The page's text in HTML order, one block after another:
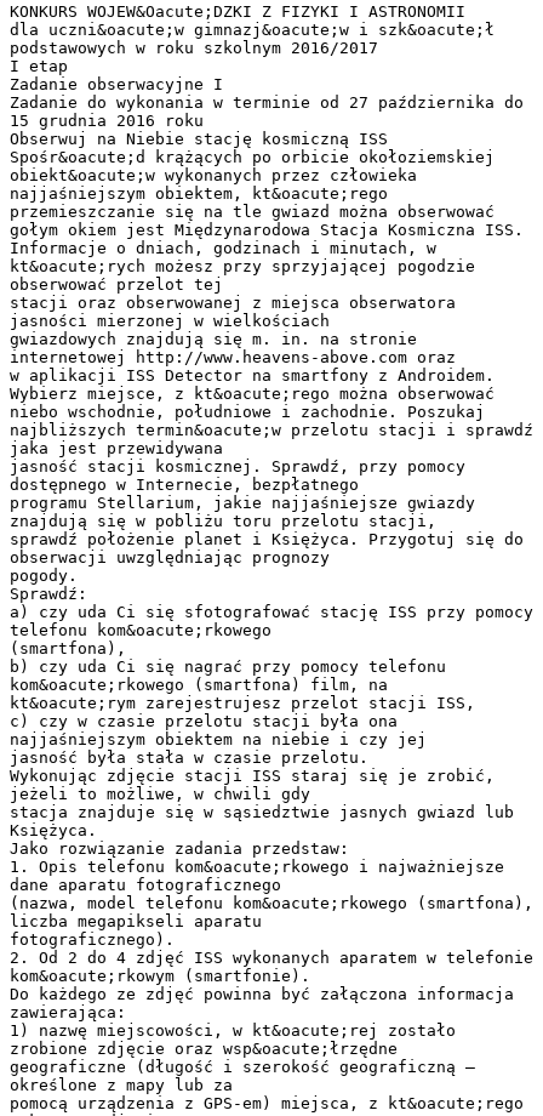
KONKURS WOJEW&Oacute;DZKI Z FIZYKI I ASTRONOMII
dla uczni&oacute;w gimnazj&oacute;w i szk&oacute;ł
podstawowych w roku szkolnym 2016/2017
I etap
Zadanie obserwacyjne I
Zadanie do wykonania w terminie od 27 października do
15 grudnia 2016 roku
Obserwuj na Niebie stację kosmiczną ISS
Spośr&oacute;d krążących po orbicie okołoziemskiej
obiekt&oacute;w wykonanych przez człowieka
najjaśniejszym obiektem, kt&oacute;rego
przemieszczanie się na tle gwiazd można obserwować
gołym okiem jest Międzynarodowa Stacja Kosmiczna ISS.
Informacje o dniach, godzinach i minutach, w
kt&oacute;rych możesz przy sprzyjającej pogodzie
obserwować przelot tej
stacji oraz obserwowanej z miejsca obserwatora
jasności mierzonej w wielkościach
gwiazdowych znajdują się m. in. na stronie
internetowej http://www.heavens-above.com oraz
w aplikacji ISS Detector na smartfony z Androidem.
Wybierz miejsce, z kt&oacute;rego można obserwować
niebo wschodnie, południowe i zachodnie. Poszukaj
najbliższych termin&oacute;w przelotu stacji i sprawdź
jaka jest przewidywana
jasność stacji kosmicznej. Sprawdź, przy pomocy
dostępnego w Internecie, bezpłatnego
programu Stellarium, jakie najjaśniejsze gwiazdy
znajdują się w pobliżu toru przelotu stacji,
sprawdź położenie planet i Księżyca. Przygotuj się do
obserwacji uwzględniając prognozy
pogody.
Sprawdź:
a) czy uda Ci się sfotografować stację ISS przy pomocy
telefonu kom&oacute;rkowego
(smartfona),
b) czy uda Ci się nagrać przy pomocy telefonu
kom&oacute;rkowego (smartfona) film, na
kt&oacute;rym zarejestrujesz przelot stacji ISS,
c) czy w czasie przelotu stacji była ona
najjaśniejszym obiektem na niebie i czy jej
jasność była stała w czasie przelotu.
Wykonując zdjęcie stacji ISS staraj się je zrobić,
jeżeli to możliwe, w chwili gdy
stacja znajduje się w sąsiedztwie jasnych gwiazd lub
Księżyca.
Jako rozwiązanie zadania przedstaw:
1. Opis telefonu kom&oacute;rkowego i najważniejsze
dane aparatu fotograficznego
(nazwa, model telefonu kom&oacute;rkowego (smartfona),
liczba megapikseli aparatu
fotograficznego).
2. Od 2 do 4 zdjęć ISS wykonanych aparatem w telefonie
kom&oacute;rkowym (smartfonie).
Do każdego ze zdjęć powinna być załączona informacja
zawierająca:
1) nazwę miejscowości, w kt&oacute;rej zostało
zrobione zdjęcie oraz wsp&oacute;łrzędne
geograficzne (długość i szerokość geograficzną –
określone z mapy lub za
pomocą urządzenia z GPS-em) miejsca, z kt&oacute;rego